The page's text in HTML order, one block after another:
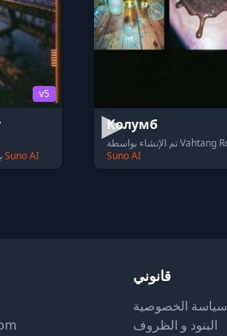
v5
Suno AI
Колумб
Suno AI
قانوني
سياسة الخصوصية
البنود و الظروف